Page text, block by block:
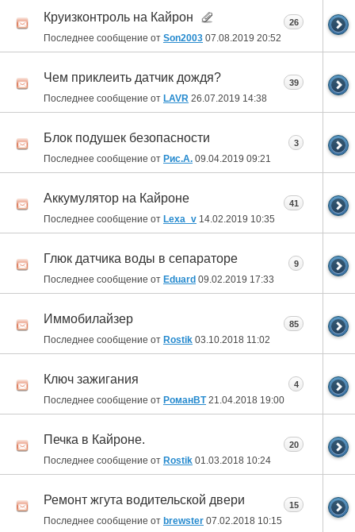
Круизконтроль на Кайрон
Последнее сообщение от Son2003 07.08.2019 20:52
26
Чем приклеить датчик дождя?
Последнее сообщение от LAVR 26.07.2019 14:38
39
Блок подушек безопасности
Последнее сообщение от Рис.А. 09.04.2019 09:21
3
Аккумулятор на Кайроне
Последнее сообщение от Lexa_v 14.02.2019 10:35
41
Глюк датчика воды в сепараторе
Последнее сообщение от Eduard 09.02.2019 17:33
9
Иммобилайзер
Последнее сообщение от Rostik 03.10.2018 11:02
85
Ключ зажигания
Последнее сообщение от РоманВТ21.04.2018 19:00
4
Печка в Кайроне.
Последнее сообщение от Rostik 01.03.2018 10:24
20
Ремонт жгута водительской двери
Последнее сообщение от brewster 07.02.2018 10:15
15